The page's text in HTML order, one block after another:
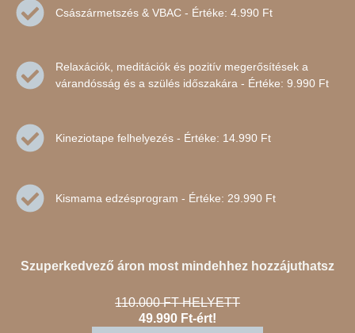
Császármetszés & VBAC - Értéke: 4.990 Ft
Relaxációk, meditációk és pozitív megerősítések a
várandósság és a szülés időszakára - Értéke: 9.990 Ft
Kineziotape felhelyezés - Értéke: 14.990 Ft
Kismama edzésprogram - Értéke: 29.990 Ft
Szuperkedvező áron most mindehhez hozzájuthatsz
110.000 FT HELYETT
49.990 Ft-ért!